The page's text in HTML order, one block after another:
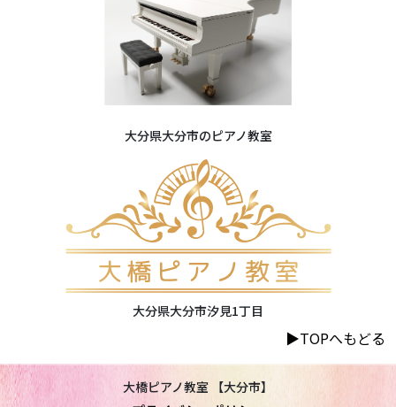
大分県大分市のピアノ教室
大分県大分市汐見1丁目
▶︎TOPへもどる
大橋ピアノ教室 【大分市】